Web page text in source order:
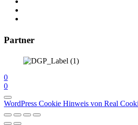
Partner
0
0
WordPress Cookie Hinweis von Real